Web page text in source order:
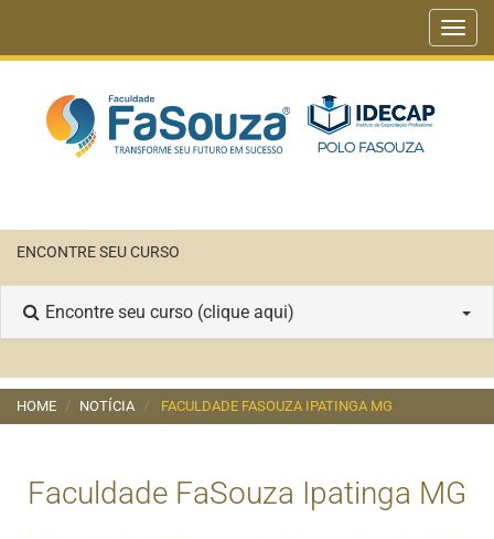
ENCONTRE SEU CURSO
Encontre seu curso (clique aqui)
HOME NOTÍCIA FACULDADE FASOUZA IPATINGA MG
Faculdade FaSouza Ipatinga MG